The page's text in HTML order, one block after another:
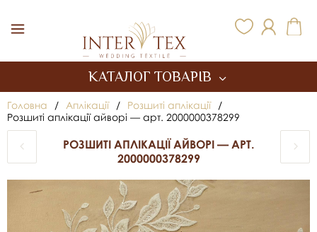
КАТАЛОГ ТОВАРІВ
Головна / Аплікації / Розшиті аплікації
/
Розшиті аплікації айворі — арт. 2000000378299
РОЗШИТІ АПЛІКАЦІЇ АЙВОРІ — АРТ.
2000000378299